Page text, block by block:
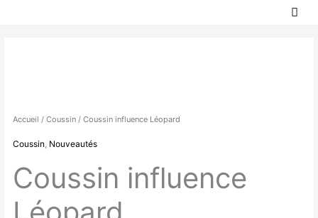
Accueil /Coussin / Coussin influence Léopard
Coussin Nouveautés
Coussin influence